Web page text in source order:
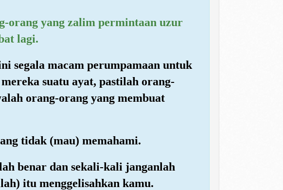
orang yang zalim permintaan uzur
lagi.
segala macam perumpamaan untuk
suatu ayat, pastilah orang-
orang-orang yang membuat
tidak (mau) memahami.
benar dan sekali-kali janganlah
itu menggelisahkan kamu.